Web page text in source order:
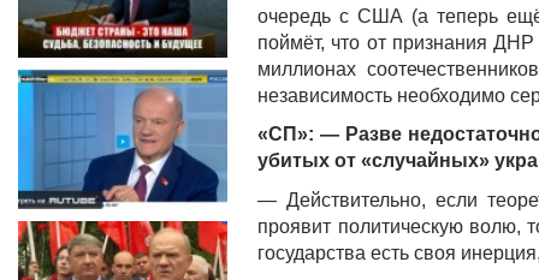
очередь с США (а теперь ещё
поймёт, что от признания
миллионах
независимость необходимо
«СП»: — Разве
убитых от «случайных»
— Действительно, если
проявит политическую волю,
государства есть своя